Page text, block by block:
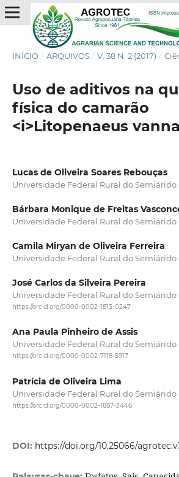
INÍCIO / ARQUIVOS / V. 38 N. 2 (2017) /
Uso de aditivos na
física do camarão
<i>Litopenaeus
Lucas de Oliveira Soares Rebouças
Universidade Federal Rural do Semiárido
Bárbara Monique de Freitas
Universidade Federal Rural do Semiárido
Camila Miryan de Oliveira Ferreira
Universidade Federal Rural do Semiárido
José Carlos da Silveira Pereira
Universidade Federal Rural do Semiárido
https://orcid.org/0000-0002-1813-0247
Ana Paula Pinheiro de Assis
Universidade Federal Rural do Semiárido
https://orcid.org/0000-0002-7118-5917
Patrícia de Oliveira Lima
Universidade Federal Rural do Semiárido
https://orcid.org/0000-0002-1887-3446
DOI: https://doi.org/10.25066/